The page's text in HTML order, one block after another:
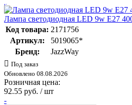
Лампа светодиодная LED 9w E27
Код товара: 2171756
Артикул:
5019065*
Бренд:
JazzWay
Под заказ
Обновлено 08.08.2026
Розничная цена:
92.55 руб. / шт
-